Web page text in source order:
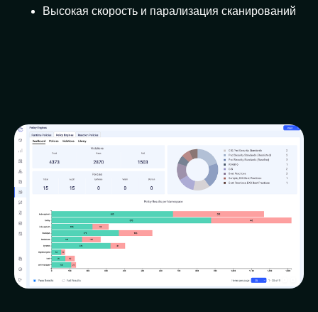
Высокая скорость и парализация сканирований